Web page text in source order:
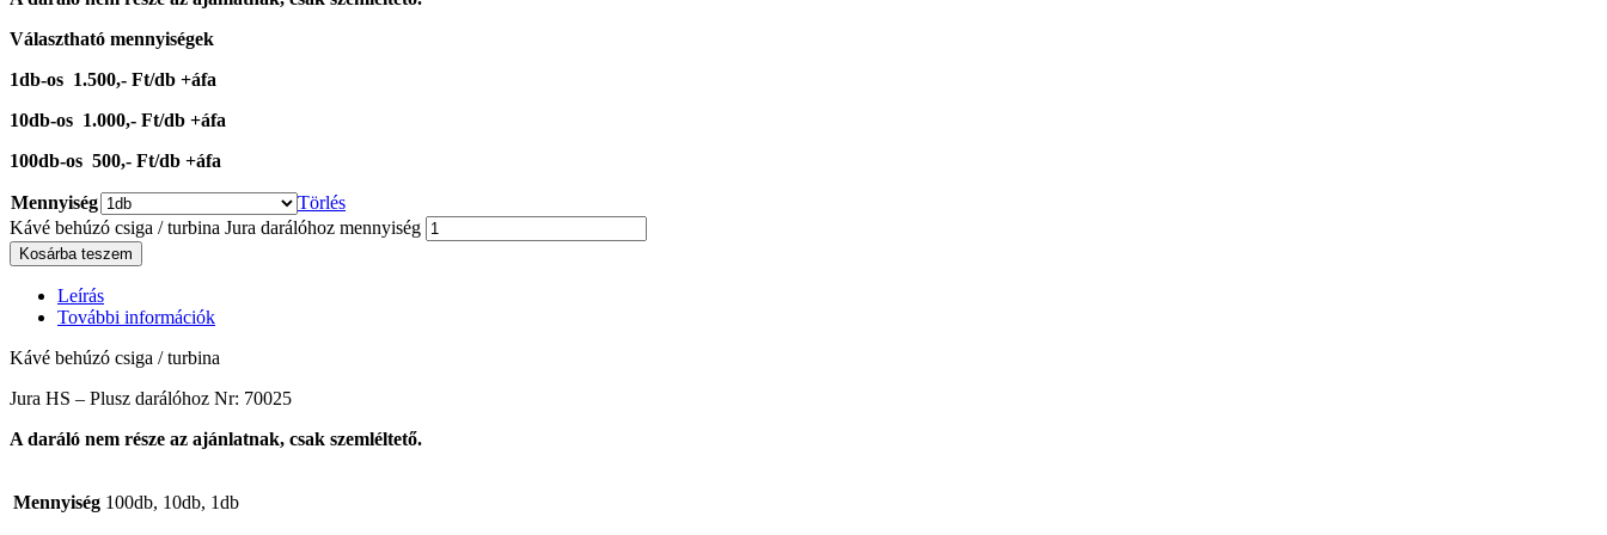
Választható mennyiségek
1db-os 1.500,- Ft/db +áfa
10db-os 1.000,- Ft/db +áfa
100db-os 500,- Ft/db +áfa
Mennyiség
Törlés
Kávé behúzó csiga / turbina Jura darálóhoz mennyiség
Kosárba teszem
Leírás
További információk
Kávé behúzó csiga / turbina
Jura HS – Plusz darálóhoz Nr: 70025
A daráló nem része az ajánlatnak, csak szemléltető.
Mennyiség 100db, 10db, 1db